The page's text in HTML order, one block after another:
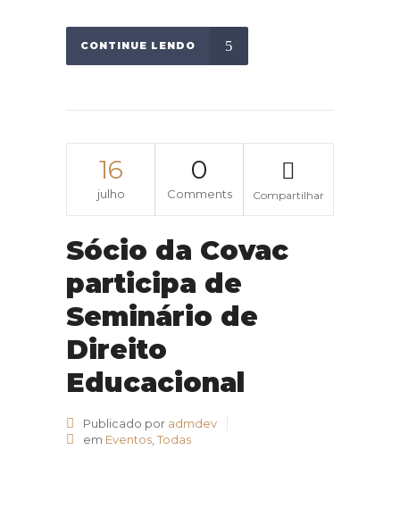
CONTINUE LENDO
16
julho
0
Comments Compartilhar
Sócio da Covac
participa de
Seminário de
Direito
Educacional
Publicado por admdev
em Eventos Todas